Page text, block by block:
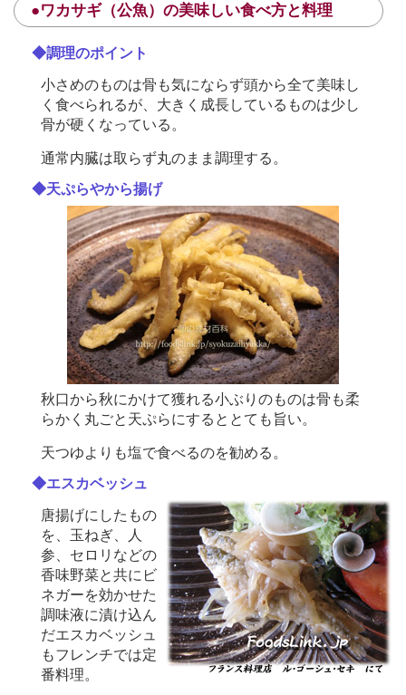
●ワカサギ（公魚）の美味しい食べ方と料理
◆調理のポイント
小さめのものは骨も気にならず頭から全て美味し
く食べられるが、大きく成長しているものは少し
骨が硬くなっている。
通常内臓は取らず丸のまま調理する。
◆天ぷらやから揚げ
秋口から秋にかけて獲れる小ぶりのものは骨も柔
らかく丸ごと天ぷらにするととても旨い。
天つゆよりも塩で食べるのを勧める。
◆エスカベッシュ
唐揚げにしたもの
を、玉ねぎ、人
参、セロリなどの
香味野菜と共にビ
ネガーを効かせた
調味液に漬け込ん
だエスカベッシュ
もフレンチでは定
番料理。